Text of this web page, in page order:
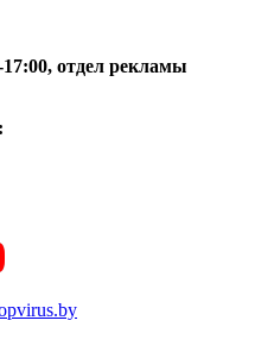
отдел рекламы